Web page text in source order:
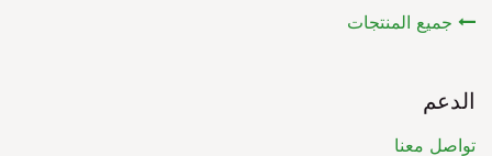
جميع المنتجات
الدعم
تواصل معنا